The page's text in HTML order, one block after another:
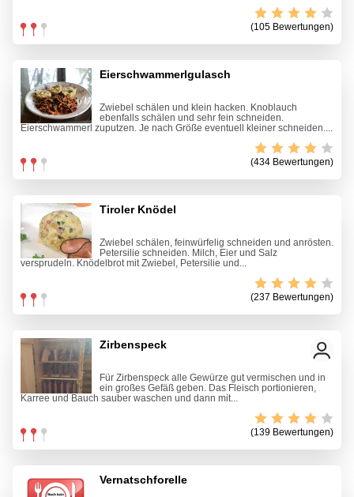
(105 Bewertungen)
Eierschwammerlgulasch
Zwiebel schälen und klein hacken. Knoblauch
ebenfalls schälen und sehr fein schneiden.
Eierschwammerl zuputzen. Je nach Größe eventuell kleiner schneiden....
(434 Bewertungen)
Tiroler Knödel
Zwiebel schälen, feinwürfelig schneiden und anrösten.
Petersilie schneiden. Milch, Eier und Salz
versprudeln. Knödelbrot mit Zwiebel, Petersilie und...
(237 Bewertungen)
Zirbenspeck
Für Zirbenspeck alle Gewürze gut vermischen und in
ein großes Gefäß geben. Das Fleisch portionieren,
Karree und Bauch sauber waschen und dann mit...
(139 Bewertungen)
Vernatschforelle